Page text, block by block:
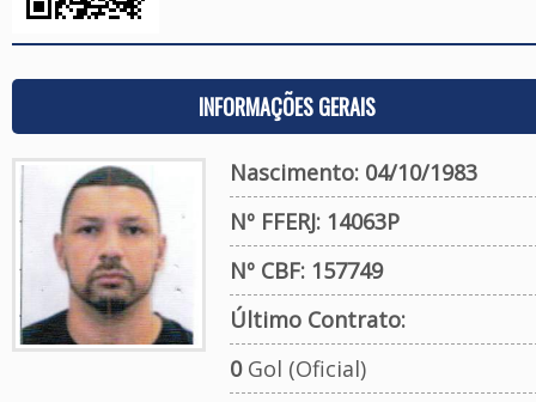
INFORMAÇÕES GERAIS
Nascimento: 04/10/1983
Nº FFERJ: 14063P
Nº CBF: 157749
Último Contrato:
0Gol (Oficial)